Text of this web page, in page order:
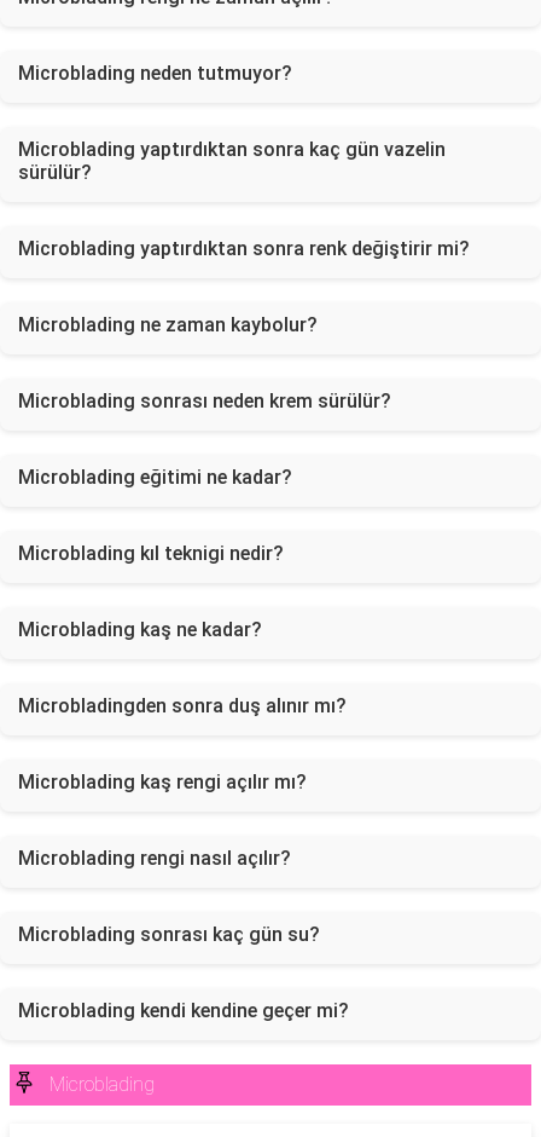
Microblading neden tutmuyor?
Microblading yaptırdıktan sonra kaç gün vazelin
sürülür?
Microblading yaptırdıktan sonra renk değiştirir mi?
Microblading ne zaman kaybolur?
Microblading sonrası neden krem sürülür?
Microblading eğitimi ne kadar?
Microblading kıl teknigi nedir?
Microblading kaş ne kadar?
Microbladingden sonra duş alınır mı?
Microblading kaş rengi açılır mı?
Microblading rengi nasıl açılır?
Microblading sonrası kaç gün su?
Microblading kendi kendine geçer mi?
Microblading